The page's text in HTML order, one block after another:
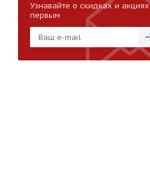
Узнавайте о скидках и акциях
первым